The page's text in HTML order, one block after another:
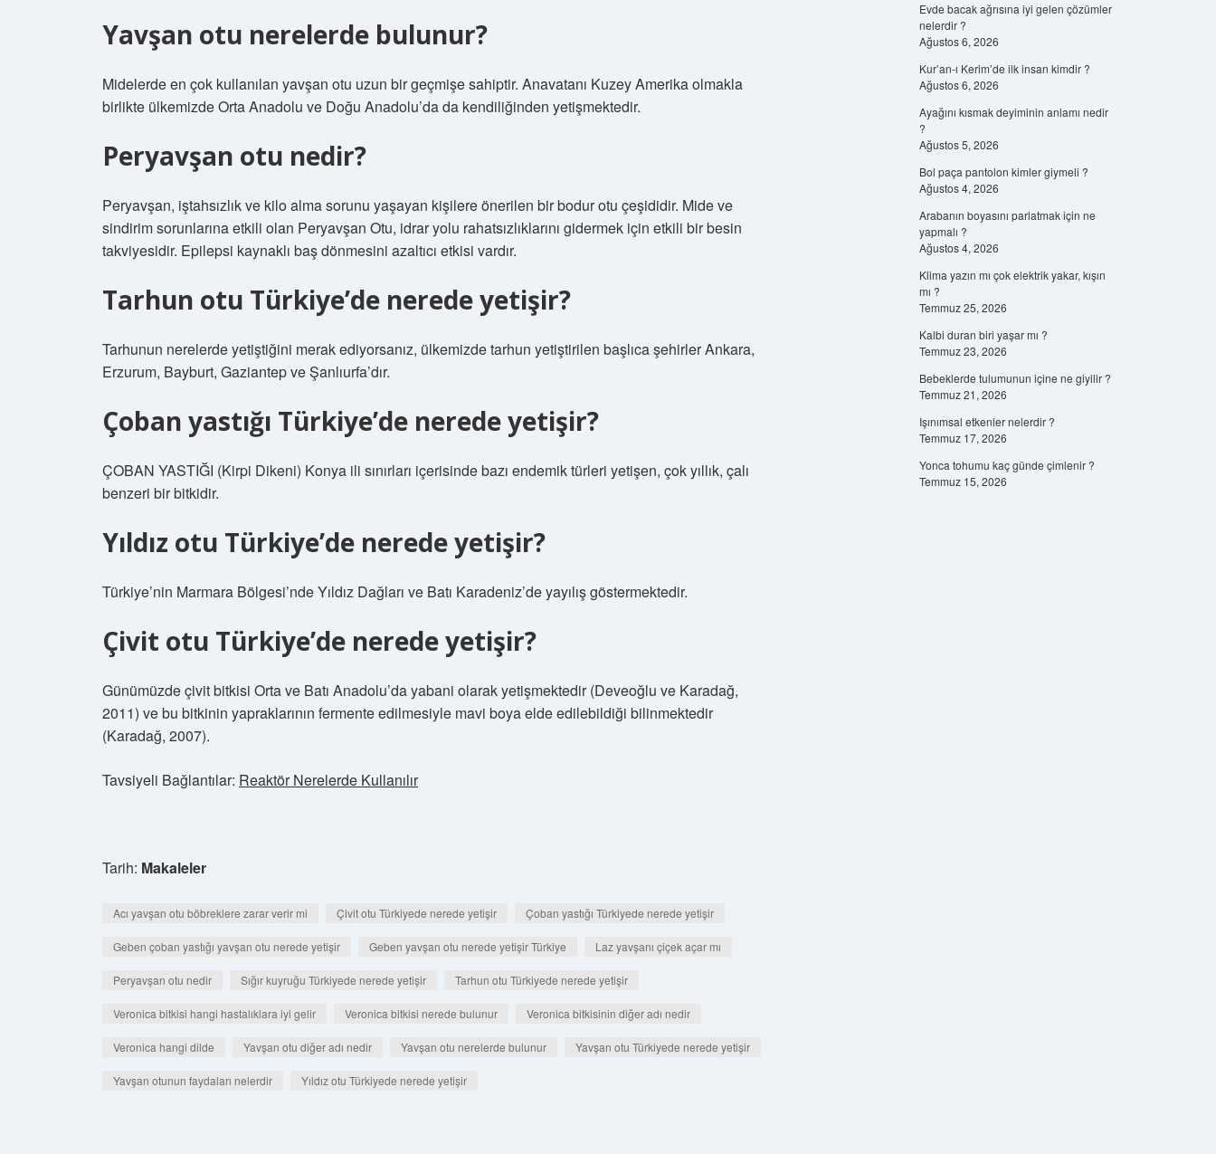
Yavşan otu nerelerde bulunur?
Midelerde en çok kullanılan yavşan otu uzun bir geçmişe sahiptir. Anavatanı Kuzey Amerika olmakla
birlikte ülkemizde Orta Anadolu ve Doğu Anadolu’da da kendiliğinden yetişmektedir.
Peryavşan otu nedir?
Peryavşan, iştahsızlık ve kilo alma sorunu yaşayan kişilere önerilen bir bodur otu çeşididir. Mide ve
sindirim sorunlarına etkili olan Peryavşan Otu, idrar yolu rahatsızlıklarını gidermek için etkili bir besin
takviyesidir. Epilepsi kaynaklı baş dönmesini azaltıcı etkisi vardır.
Tarhun otu Türkiye’de nerede yetişir?
Tarhunun nerelerde yetiştiğini merak ediyorsanız, ülkemizde tarhun yetiştirilen başlıca şehirler Ankara,
Erzurum, Bayburt, Gaziantep ve Şanlıurfa’dır.
Çoban yastığı Türkiye’de nerede yetişir?
ÇOBAN YASTIĞI (Kirpi Dikeni) Konya ili sınırları içerisinde bazı endemik türleri yetişen, çok yıllık, çalı
benzeri bir bitkidir.
Yıldız otu Türkiye’de nerede yetişir?
Türkiye’nin Marmara Bölgesi’nde Yıldız Dağları ve Batı Karadeniz’de yayılış göstermektedir.
Çivit otu Türkiye’de nerede yetişir?
Günümüzde çivit bitkisi Orta ve Batı Anadolu’da yabani olarak yetişmektedir (Deveoğlu ve Karadağ,
2011) ve bu bitkinin yapraklarının fermente edilmesiyle mavi boya elde edilebildiği bilinmektedir
(Karadağ, 2007).
Tavsiyeli Bağlantılar: Reaktör Nerelerde Kullanılır
Tarih: Makaleler
Acı yavşan otu böbreklere zarar verir mi Çivit otu Türkiyede nerede yetişir Çoban yastığı Türkiyede nerede yetişir
Geben çoban yastığı yavşan otu nerede yetişir Geben yavşan otu nerede yetişir Türkiye Laz yavşanı çiçek açar mı
Peryavşan otu nedir Sığır kuyruğu Türkiyede nerede yetişir Tarhun otu Türkiyede nerede yetişir
Veronica bitkisi hangi hastalıklara iyi gelir Veronica bitkisi nerede bulunur Veronica bitkisinin diğer adı nedir
Veronica hangi dilde Yavşan otu diğer adı nedir Yavşan otu nerelerde bulunur Yavşan otu Türkiyede nerede yetişir
Yavşan otunun faydaları nelerdir Yıldız otu Türkiyede nerede yetişir
Evde bacak ağrısına iyi gelen çözümler
nelerdir ?
Ağustos 6, 2026
Kur’an-ı Kerim’de ilk insan kimdir ?
Ağustos 6, 2026
Ayağını kısmak deyiminin anlamı nedir
?
Ağustos 5, 2026
Bol paça pantolon kimler giymeli ?
Ağustos 4, 2026
Arabanın boyasını parlatmak için ne
yapmalı ?
Ağustos 4, 2026
Klima yazın mı çok elektrik yakar, kışın
mı ?
Temmuz 25, 2026
Kalbi duran biri yaşar mı ?
Temmuz 23, 2026
Bebeklerde tulumunun içine ne giyilir ?
Temmuz 21, 2026
Işınımsal etkenler nelerdir ?
Temmuz 17, 2026
Yonca tohumu kaç günde çimlenir ?
Temmuz 15, 2026